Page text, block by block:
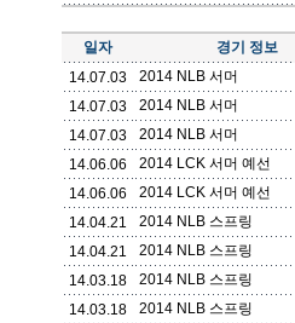
일자
경기 정보
14.07.03
2014 NLB 서머
14.07.03
2014 NLB 서머
14.07.03
2014 NLB 서머
14.06.06
2014 LCK 서머 예선
14.06.06
2014 LCK 서머 예선
14.04.21
2014 NLB 스프링
14.04.21
2014 NLB 스프링
14.03.18
2014 NLB 스프링
14.03.18
2014 NLB 스프링